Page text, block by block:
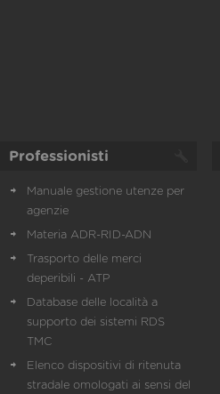
Professionisti
Manuale gestione utenze per
agenzie
Materia ADR-RID-ADN
Trasporto delle merci
deperibili - ATP
Database delle località a
supporto dei sistemi RDS
TMC
Elenco dispositivi di ritenuta
stradale omologati ai sensi del